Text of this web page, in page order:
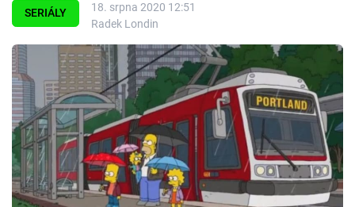
Témata
Filmy
Seriály
Hry
SERIÁLY
18. srpna 2020 12:51
Radek Londin